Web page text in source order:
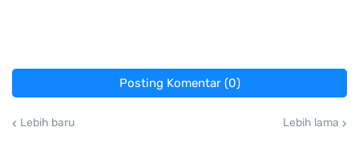
Posting Komentar (0)
Lebih baru Lebih lama